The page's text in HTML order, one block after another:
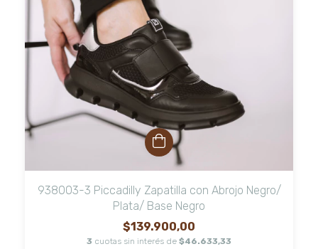
938003-3 Piccadilly Zapatilla con Abrojo Negro/
Plata/ Base Negro
$139.900,00
3 cuotas sin interés de $46.633,33